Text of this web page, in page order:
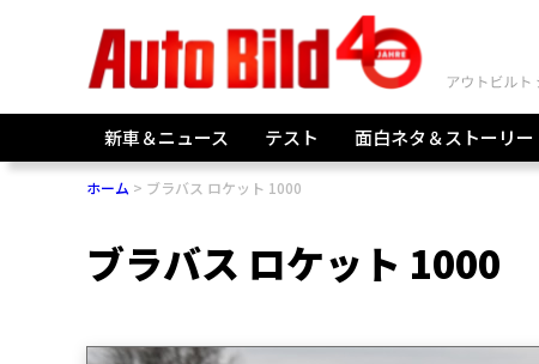
新車＆ニュース テスト 面白ネタ＆ストーリー
ホーム ブラバス ロケット 1000
ブラバス ロケット 1000